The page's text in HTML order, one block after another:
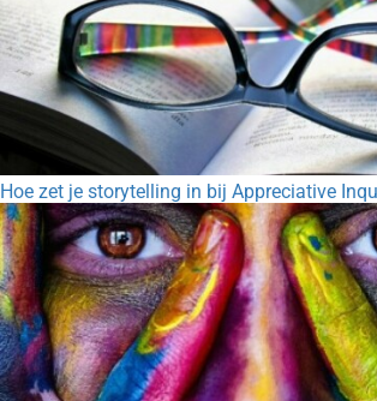
Hoe zet je storytelling in bij Appreciative